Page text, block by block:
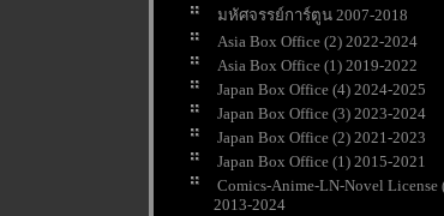
มหัศจรรย์การ์ตูน 2007-2018
Asia Box Office (2) 2022-2024
Asia Box Office (1) 2019-2022
Japan Box Office (4) 2024-2025
Japan Box Office (3) 2023-2024
Japan Box Office (2) 2021-2023
Japan Box Office (1) 2015-2021
Comics-Anime-LN-Novel License
2013-2024